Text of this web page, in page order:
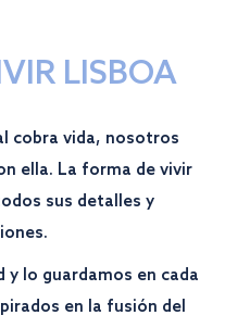
LISBOA
cobra vida, nosotros
ella. La forma de vivir
sus detalles y
y lo guardamos en cada
en la fusión del